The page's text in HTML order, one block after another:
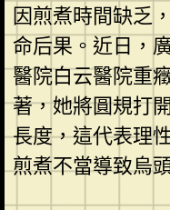
因煎煮時間缺乏
命后果。近日，
醫院白云醫院重
著，她將圓規打
長度，這代表理
煎煮不當導致烏